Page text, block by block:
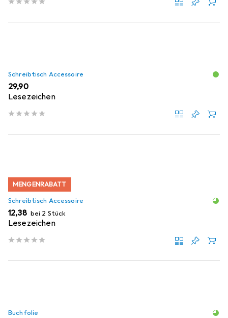
Schreibtisch Accessoire
EUR
29,90
Lesezeichen
MENGENRABATT
Schreibtisch Accessoire
EUR
12,38 bei 2 Stück
Lesezeichen
Buchfolie